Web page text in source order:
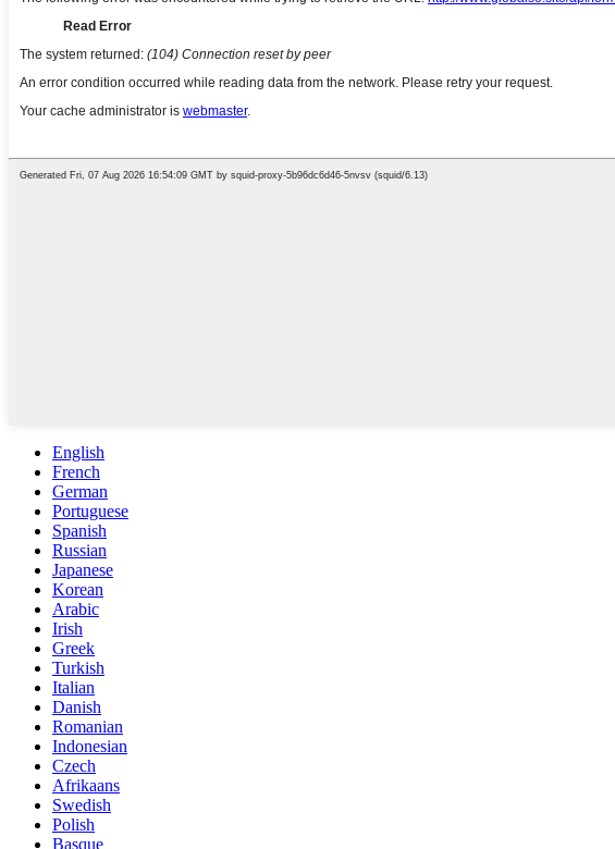
English
French
German
Portuguese
Spanish
Russian
Japanese
Korean
Arabic
Irish
Greek
Turkish
Italian
Danish
Romanian
Indonesian
Czech
Afrikaans
Swedish
Polish
Basque